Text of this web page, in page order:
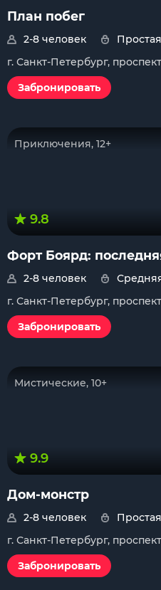
План побег
2-8 человек
г. Санкт-Петербург,
Забронировать
Приключения, 12+
9.8
Форт Боярд:
2-8 человек
г. Санкт-Петербург,
Забронировать
Мистические, 10+
9.9
Дом-монстр
2-8 человек
г. Санкт-Петербург,
Забронировать